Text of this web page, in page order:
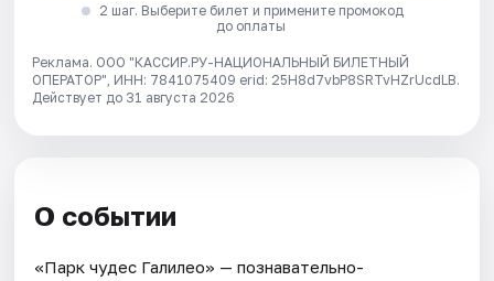
2 шаг. Выберите билет и примените промокод
до оплаты
Реклама. ООО "КАССИР.РУ-НАЦИОНАЛЬНЫЙ БИЛЕТНЫЙ
ОПЕРАТОР", ИНН: 7841075409 erid: 25H8d7vbP8SRTvHZrUcdLB.
Действует до 31 августа 2026
О событии
«Парк чудес Галилео» — познавательно-